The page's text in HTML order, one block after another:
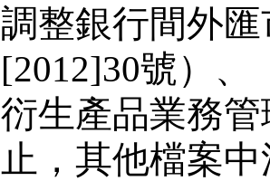
調整銀行間外
[2012]30號）、
衍生產品業務
止，其他檔案